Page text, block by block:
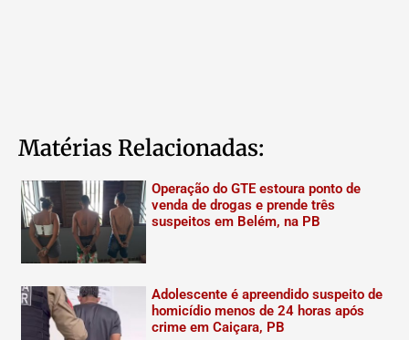
Matérias Relacionadas:
Operação do GTE estoura ponto de
venda de drogas e prende três
suspeitos em Belém, na PB
Adolescente é apreendido suspeito de
homicídio menos de 24 horas após
crime em Caiçara, PB